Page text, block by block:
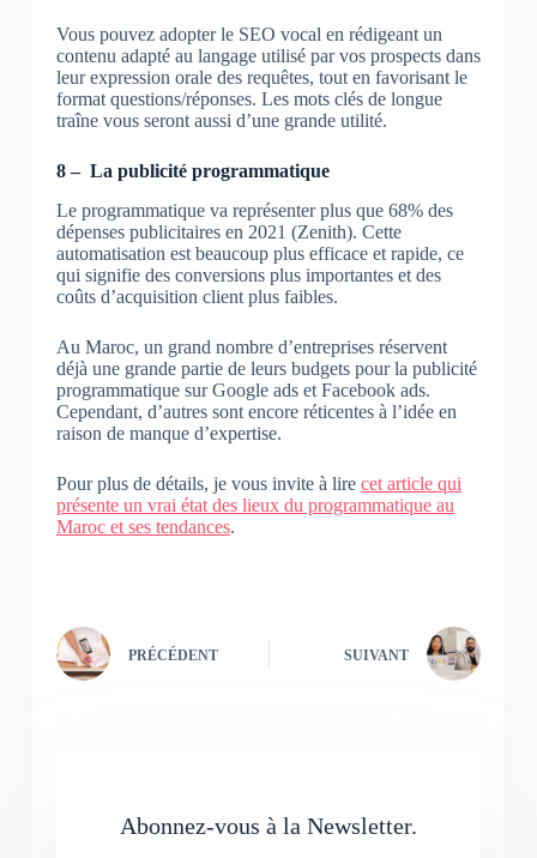
Vous pouvez adopter le SEO vocal en rédigeant un
contenu adapté au langage utilisé par vos prospects dans
leur expression orale des requêtes, tout en favorisant le
format questions/réponses. Les mots clés de longue
traîne vous seront aussi d’une grande utilité.
8 – La publicité programmatique
Le programmatique va représenter plus que 68% des
dépenses publicitaires en 2021 (Zenith). Cette
automatisation est beaucoup plus efficace et rapide, ce
qui signifie des conversions plus importantes et des
coûts d’acquisition client plus faibles.
Au Maroc, un grand nombre d’entreprises réservent
déjà une grande partie de leurs budgets pour la publicité
programmatique sur Google ads et Facebook ads.
Cependant, d’autres sont encore réticentes à l’idée en
raison de manque d’expertise.
Pour plus de détails, je vous invite à lire cet article qui
présente un vrai état des lieux du programmatique au
Maroc et ses tendances.
PRÉCÉDENT SUIVANT
Abonnez-vous à la Newsletter.